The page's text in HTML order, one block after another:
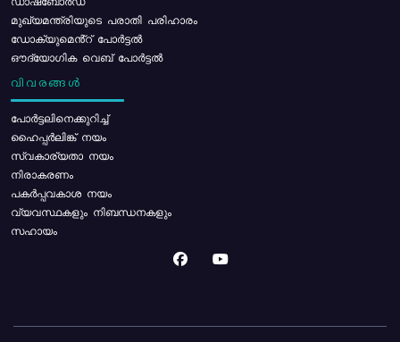
മുഖ്യമന്ത്രിയുടെ പരാതി പരിഹാരം
ഡോക്യുമെൻ്റ് പോർട്ടൽ
ഔദ്യോഗിക വെബ് പോർട്ടൽ
വിവരങ്ങൾ
പോര്‍ട്ടലിനെക്കുറിച്ച്
ഹൈപ്പർലിങ്ക് നയം
സ്വകാര്യതാ നയം
നിരാകരണം
പകർപ്പവകാശ നയം
വ്യവസ്ഥകളും നിബന്ധനകളും
സഹായം